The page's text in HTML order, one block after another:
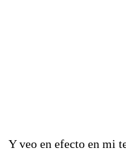
Y veo en efecto en mi